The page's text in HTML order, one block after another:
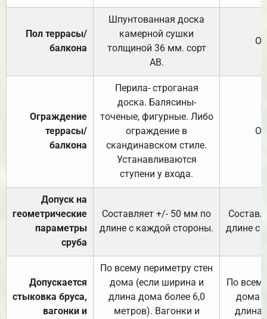
Пол террасы/
балкона
Шпунтованная доска
камерной сушки
толщиной 36 мм. сорт
АВ.
Ограждение
террасы/
балкона
Перила- строганая
доска. Балясины-
точеные, фигурные. Либо
ограждение в
скандинавском стиле.
Устанавливаются
ступени у входа.
Допуск на
геометрические
параметры
сруба
Составляет +/- 50 мм по
длине с каждой стороны.
длине с
Допускается
стыковка бруса,
вагонки и
По всему периметру стен
дома (если ширина и
длина дома более 6,0
метров). Вагонки и
По
дома
длина